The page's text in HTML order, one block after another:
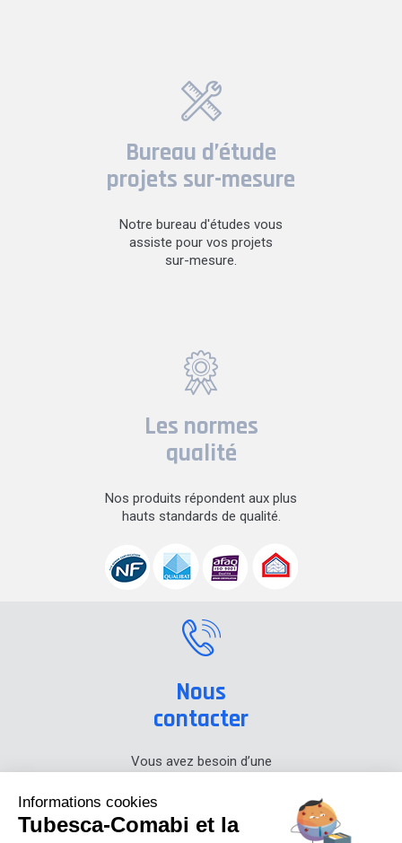
Bureau d’étude
projets sur-mesure
Notre bureau d'études vous
assiste pour vos projets
sur-mesure.
Les normes
qualité
Nos produits répondent aux plus
hauts standards de qualité.
Nous
contacter
Vous avez besoin d’une
prenez contact avec nous.
+33 (0) 4 74 00 90 90
Informations cookies
Tubesca-Comabi et la